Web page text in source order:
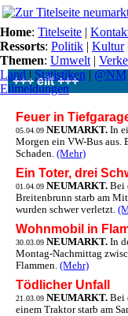
+++ eilt +++
Feuer in
05.04.09 NEUMARKT. In
Morgen ein VW-Bus aus.
Schaden. (Mehr)
Ein Toter, drei
01.04.09 NEUMARKT. Bei
Breitenbrunn starb am
wurden schwer verletzt.
Wohnmobil in
30.03.09 NEUMARKT. In
Montag-Nachmittag
Flammen. (Mehr)
Tödlicher Unfall
21.03.09 NEUMARKT. Bei
einem Traktor starb am
Home: Titelseite |
Ressorts: Politik | Kultur|
Themen: Umwelt |
Land | Statistiken | @NM
Eilmeldungen